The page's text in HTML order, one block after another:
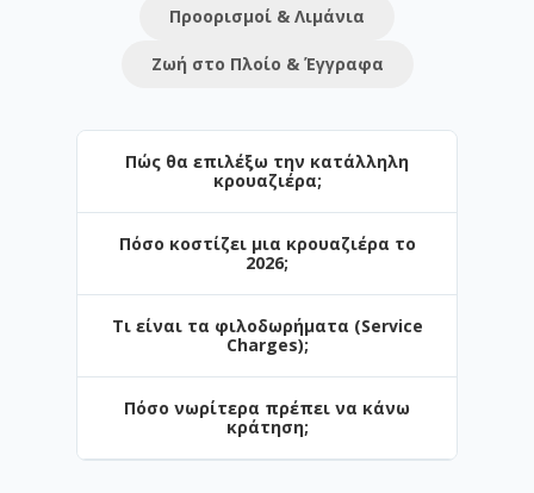
Προορισμοί & Λιμάνια
Ζωή στο Πλοίο & Έγγραφα
Πώς θα επιλέξω την κατάλληλη
κρουαζιέρα;
Η επιλογή εξαρτάται από τον προορισμό
και το στυλ των διακοπών σας. Στο
Navihellas προσφέρουμε από σύντομες
3ήμερες αποδράσεις έως πολυήμερες
κρουαζιέρες. Αν ταξιδεύετε πρώτη φορά,
το Αιγαίο είναι η ιδανική αρχή.
Πόσο κοστίζει μια κρουαζιέρα το
2026;
Οι τιμές ξεκινούν από μόλις €. Το
κόστος επηρεάζεται από την περίοδο
κράτησης, τον τύπο της καμπίνας και τις
παροχές (π.χ. πακέτα ποτών).
Τι είναι τα φιλοδωρήματα (Service
Charges);
Είναι μια ημερήσια χρέωση για το
προσωπικό. Σε ορισμένες εταιρείες (π.χ.
Celestyal) περιλαμβάνονται στην τιμή,
Πόσο νωρίτερα πρέπει να κάνω
κράτηση;